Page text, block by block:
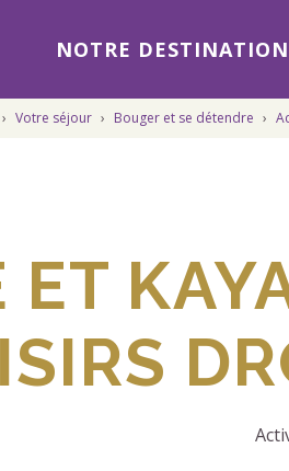
NOTRE DESTINATION
› Votre séjour › Bouger et se détendre ›
ET